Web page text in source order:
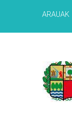
ARAUAK